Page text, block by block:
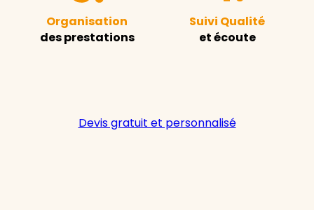
Organisation
des prestations
Suivi Qualité
et écoute
Devis gratuit et personnalisé